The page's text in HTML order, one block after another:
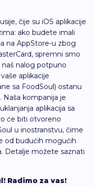
čije su iOS aplikacije
ako budete imali
na AppStore-u zbog
spremni smo
naš nalog potpuno
aplikacije
sa FoodSoul) ostanu
kompanija je
aplikacija sa
će biti otvoreno
u inostranstvu, čime
od budućih mogućih
Detalje možete saznati
Radimo za vas!